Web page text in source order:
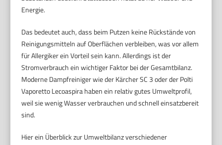
Energie.
Das bedeutet auch, dass beim Putzen keine Rückstände von
Reinigungsmitteln auf Oberflächen verbleiben, was vor allem
für Allergiker ein Vorteil sein kann. Allerdings ist der
Stromverbrauch ein wichtiger Faktor bei der Gesamtbilanz.
Moderne Dampfreiniger wie der Kärcher SC 3 oder der Polti
Vaporetto Lecoaspira haben ein relativ gutes Umweltprofil,
weil sie wenig Wasser verbrauchen und schnell einsatzbereit
sind.
Hier ein Überblick zur Umweltbilanz verschiedener